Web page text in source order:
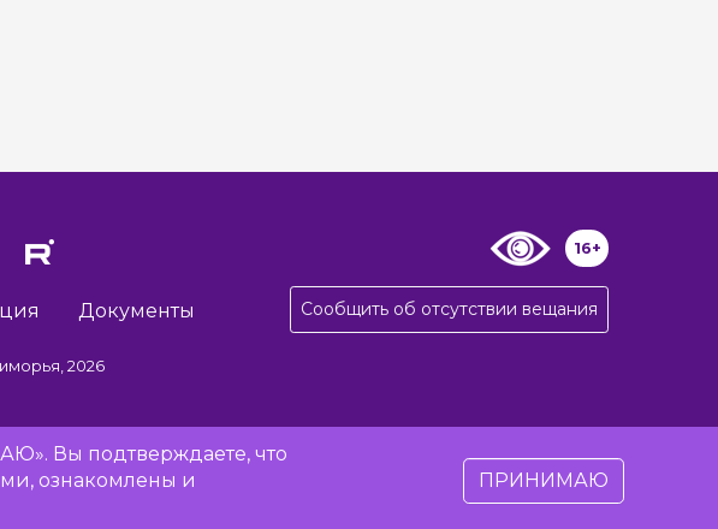
Документы
2026
16+
Сообщить об отсутствии вещания
Вы подтверждаете, что
ознакомлены и
ПРИНИМАЮ